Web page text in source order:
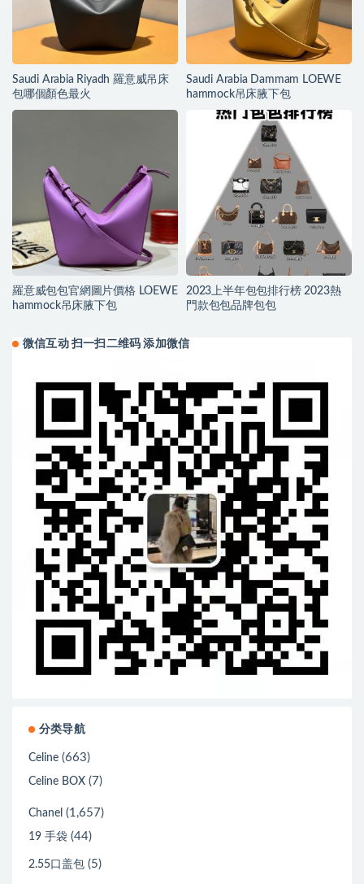
Saudi Arabia Riyadh 羅意威吊床
包哪個顏色最火
Saudi Arabia Dammam LOEWE
hammock吊床腋下包
羅意威包包官網圖片價格 LOEWE
hammock吊床腋下包
2023上半年包包排行榜 2023熱
門款包包品牌包包
微信互动 扫一扫二维码 添加微信
分类导航
Celine (663)
Celine BOX (7)
Chanel (1,657)
19 手袋 (44)
2.55口盖包 (5)